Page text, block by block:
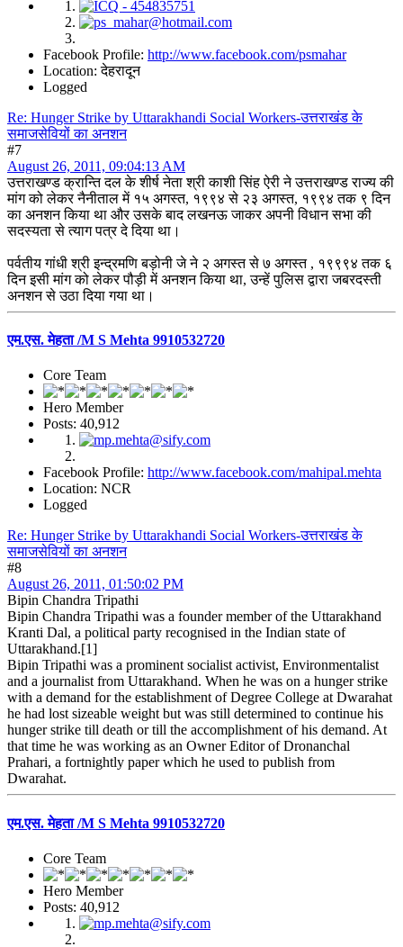
Facebook Profile: http://www.facebook.com/psmahar
Location: देहरादून
Logged
Re: Hunger Strike by Uttarakhandi Social Workers-उत्तराखंड के
समाजसेवियों का अनशन
#7
August 26, 2011, 09:04:13 AM
उत्तराखण्ड क्रान्ति दल के शीर्ष नेता श्री काशी सिंह ऐरी ने उत्तराखण्ड राज्य की
मांग को लेकर नैनीताल में १५ अगस्त, १९९४ से २३ अगस्त, १९९४ तक ९ दिन
का अनशन किया था और उसके बाद लखनऊ जाकर अपनी विधान सभा की
सदस्यता से त्याग पत्र दे दिया था।
पर्वतीय गांधी श्री इन्द्रमणि बड़ोनी जे ने २ अगस्त से ७ अगस्त , १९९९४ तक ६
दिन इसी मांग को लेकर पौड़ी में अनशन किया था, उन्हें पुलिस द्वारा जबरदस्ती
अनशन से उठा दिया गया था।
एम.एस. मेहता /M S Mehta 9910532720
Core Team
Hero Member
Posts: 40,912
Facebook Profile: http://www.facebook.com/mahipal.mehta
Location: NCR
Logged
Re: Hunger Strike by Uttarakhandi Social Workers-उत्तराखंड के
समाजसेवियों का अनशन
#8
August 26, 2011, 01:50:02 PM
Bipin Chandra Tripathi
Bipin Chandra Tripathi was a founder member of the Uttarakhand
Kranti Dal, a political party recognised in the Indian state of
Uttarakhand.[1]
Bipin Tripathi was a prominent socialist activist, Environmentalist
and a journalist from Uttarakhand. When he was on a hunger strike
with a demand for the establishment of Degree College at Dwarahat
he had lost sizeable weight but was still determined to continue his
hunger strike till death or till the accomplishment of his demand. At
that time he was working as an Owner Editor of Dronanchal
Prahari, a fortnightly paper which he used to publish from
Dwarahat.
एम.एस. मेहता /M S Mehta 9910532720
Core Team
Hero Member
Posts: 40,912